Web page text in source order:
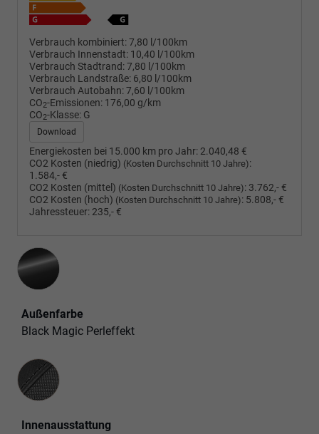
Verbrauch kombiniert:7,80 l/100km
Verbrauch Innenstadt: 10,40 l/100km
Verbrauch Stadtrand:7,80 l/100km
Verbrauch Landstraße: 6,80 l/100km
Verbrauch Autobahn:7,60 l/100km
CO2-Emissionen: 176,00 g/km
CO2-Klasse: G
Download
Energiekosten bei 15.000 km pro Jahr: 2.040,48 €
CO2 Kosten (niedrig) (Kosten Durchschnitt 10 Jahre):
1.584,- €
CO2 Kosten (mittel) (Kosten Durchschnitt 10 Jahre): 3.762,- €
CO2 Kosten (hoch) (Kosten Durchschnitt 10 Jahre): 5.808,- €
Jahressteuer: 235,- €
Außenfarbe
Black Magic Perleffekt
Innenausstattung
Innenausstattung